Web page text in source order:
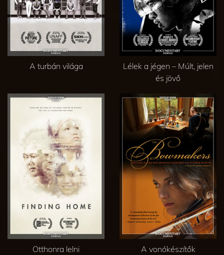
A turbán világa
Lélek a jégen – Múlt, jelen
és jövő
Otthonra lelni A vonókészítők